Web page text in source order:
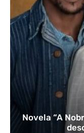
Novela “A